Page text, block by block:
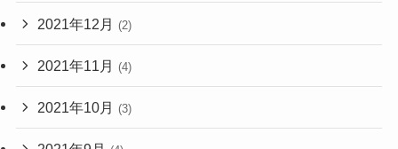
2021年12月 (2)
2021年11月 (4)
2021年10月 (3)